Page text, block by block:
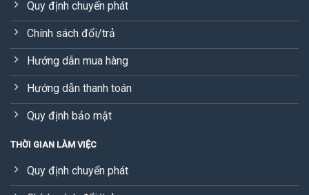
Quy định chuyển phát
Chính sách đổi/trả
Hướng dẫn mua hàng
Hướng dẫn thanh toán
Quy định bảo mật
THỜI GIAN LÀM VIỆC
Quy định chuyển phát